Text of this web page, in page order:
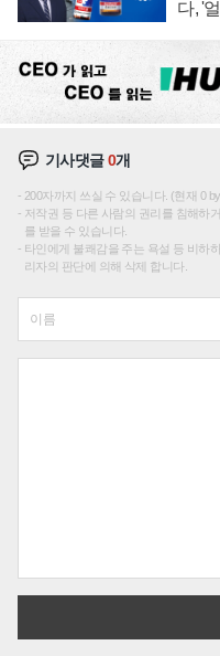
다, '
기사댓글0개
200자까지 쓰실 수 있습니다. (현재 0
저작권 등 다른 사람의 권리를 침해하
를 받을 수 있습니다.
타인에게 불쾌감을 주는 욕설 등 비하
리자의 판단에 의해 삭제 합니다.